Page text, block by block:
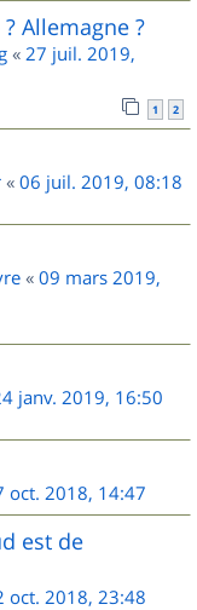
Allemagne ?
« 27 juil. 2019,
1 2
« 06 juil. 2019, 08:18
« 09 mars 2019,
janv. 2019, 16:50
oct. 2018, 14:47
est de
oct. 2018, 23:48